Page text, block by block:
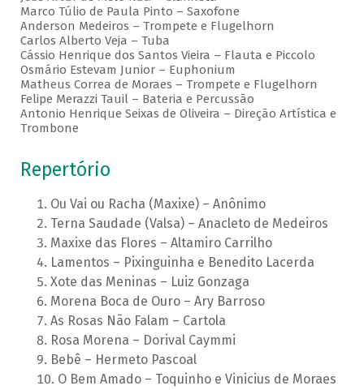
Marco Túlio de Paula Pinto – Saxofone
Anderson Medeiros – Trompete e Flugelhorn
Carlos Alberto Veja – Tuba
Cássio Henrique dos Santos Vieira – Flauta e Piccolo
Osmário Estevam Junior – Euphonium
Matheus Correa de Moraes – Trompete e Flugelhorn
Felipe Merazzi Tauil – Bateria e Percussão
Antonio Henrique Seixas de Oliveira – Direção Artística e
Trombone
Repertório
Ou Vai ou Racha (Maxixe) – Anônimo
Terna Saudade (Valsa) – Anacleto de Medeiros
Maxixe das Flores – Altamiro Carrilho
Lamentos – Pixinguinha e Benedito Lacerda
Xote das Meninas – Luiz Gonzaga
Morena Boca de Ouro – Ary Barroso
As Rosas Não Falam – Cartola
Rosa Morena – Dorival Caymmi
Bebê – Hermeto Pascoal
O Bem Amado – Toquinho e Vinicius de Moraes